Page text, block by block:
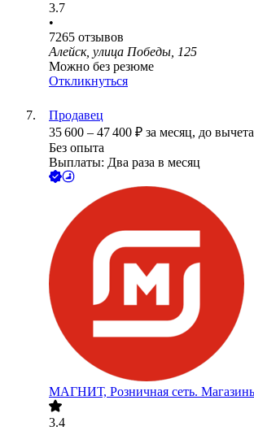
3.7
•
7265 отзывов
Алейск, улица Победы, 125
Можно без резюме
Откликнуться
Продавец
35 600 – 47 400 ₽ за месяц, до
Без опыта
Выплаты: Два раза в месяц
МАГНИТ, Розничная сеть.
3.4